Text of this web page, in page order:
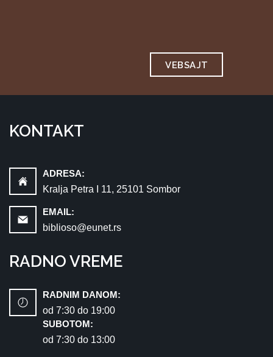
VEBSAJT
KONTAKT
ADRESA:
Kralja Petra I 11, 25101 Sombor
EMAIL:
biblioso@eunet.rs
RADNO VREME
RADNIM DANOM:
od 7:30 dо 19:00
SUBOTOM:
od 7:30 dо 13:00